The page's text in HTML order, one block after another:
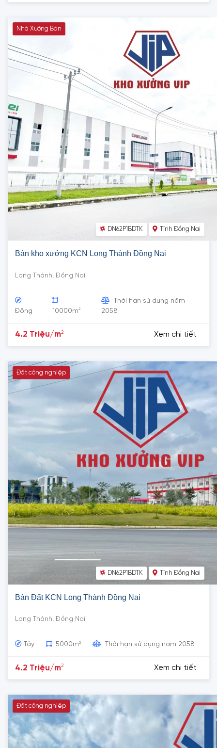
Nhà Xưởng Bán
DN62P1BDTK Tỉnh Đồng Nai
Bán kho xưởng KCN Long Thành Đồng Nai
Long Thành, Đồng Nai
Đông 10000m2
Thời hạn sử dụng năm
2058
4.2 Triệu/m2 Xem chi tiết
Đất công nghiệp
DN62P1BDTK Tỉnh Đồng Nai
Bán Đất KCN Long Thành Đồng Nai
Long Thành, Đồng Nai
Tây 5000m2 Thời hạn sử dụng năm 2058
4.2 Triệu/m2 Xem chi tiết
Đất công nghiệp